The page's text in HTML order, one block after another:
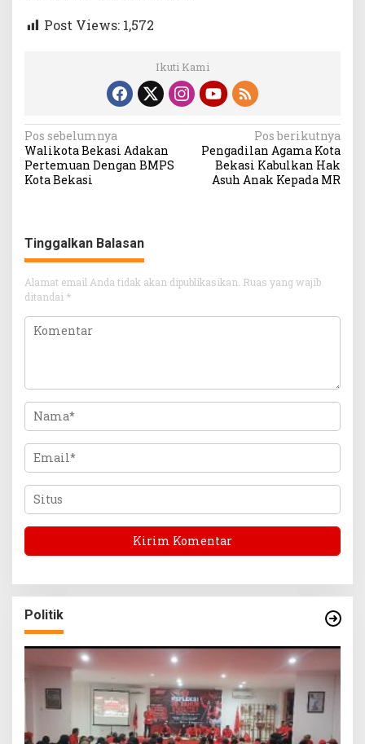
Post Views: 1,572
Ikuti Kami
Navigasi
pos
Pos sebelumnya
Walikota Bekasi Adakan
Pertemuan Dengan BMPS
Kota Bekasi
Pos berikutnya
Pengadilan Agama Kota
Bekasi Kabulkan Hak
Asuh Anak Kepada MR
Tinggalkan Balasan
Alamat email Anda tidak akan dipublikasikan. Ruas yang wajib
ditandai *
Politik